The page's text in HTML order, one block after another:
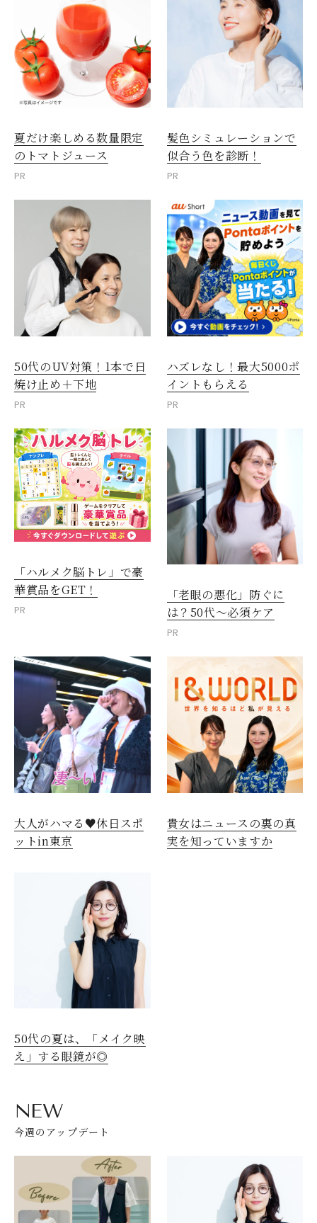
夏だけ楽しめる数量限定
のトマトジュース
PR
髪色シミュレーションで
似合う色を診断！
PR
50代のUV対策！1本で日
焼け止め＋下地
PR
ハズレなし！最大5000ポ
イントもらえる
PR
「ハルメク脳トレ」で豪
華賞品をGET！
PR
「老眼の悪化」防ぐに
は？50代～必須ケア
PR
大人がハマる♥休日スポ
ットin東京
貴女はニュースの裏の真
実を知っていますか
50代の夏は、「メイク映
え」する眼鏡が◎
NEW
今週のアップデート